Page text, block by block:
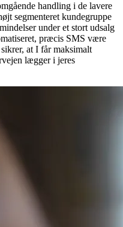
handling i de lavere
segmenteret kundegruppe
under et stort udsalg
præcis SMS være
at I får maksimalt
lægger i jeres